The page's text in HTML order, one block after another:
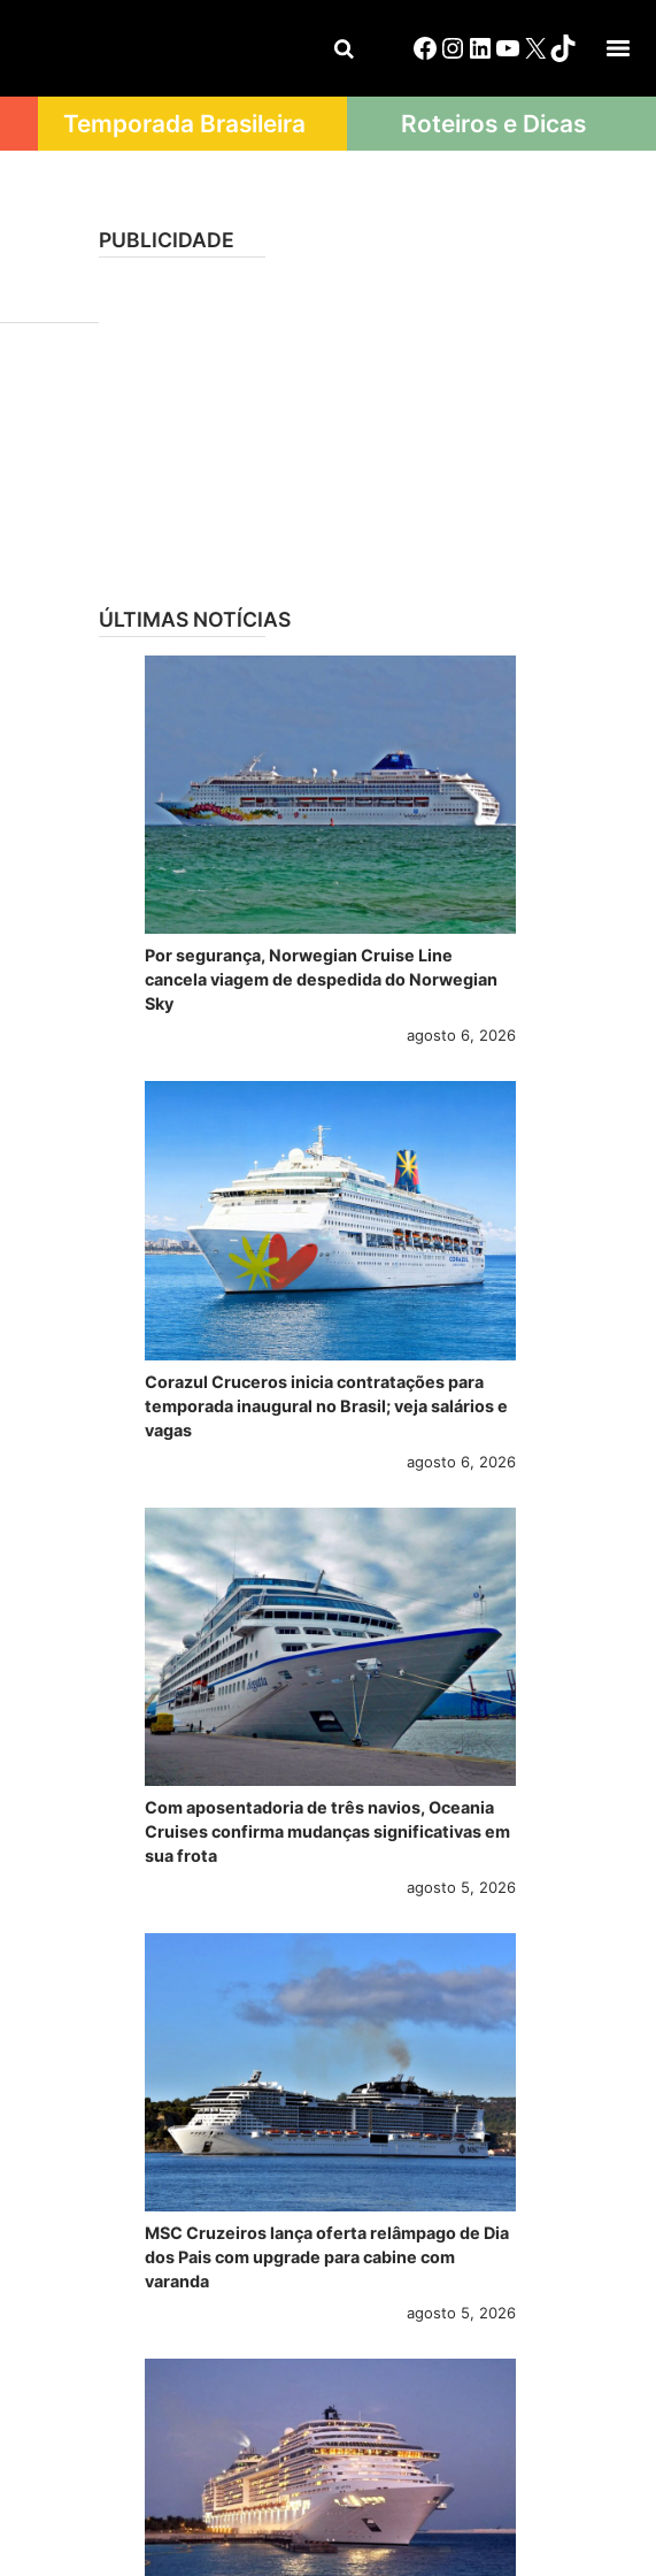
Temporada Brasileira Roteiros e Dicas
PUBLICIDADE
ÚLTIMAS NOTÍCIAS
Por segurança, Norwegian Cruise Line
cancela viagem de despedida do Norwegian
Sky
agosto 6, 2026
Corazul Cruceros inicia contratações para
temporada inaugural no Brasil; veja salários e
vagas
agosto 6, 2026
Com aposentadoria de três navios, Oceania
Cruises confirma mudanças significativas em
sua frota
agosto 5, 2026
MSC Cruzeiros lança oferta relâmpago de Dia
dos Pais com upgrade para cabine com
varanda
agosto 5, 2026